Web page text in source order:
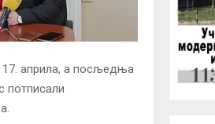
априла, а посљедња
потписали